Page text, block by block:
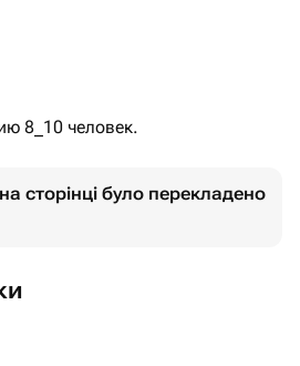
изменить.
8_10 человек.
сторінці було перекладено